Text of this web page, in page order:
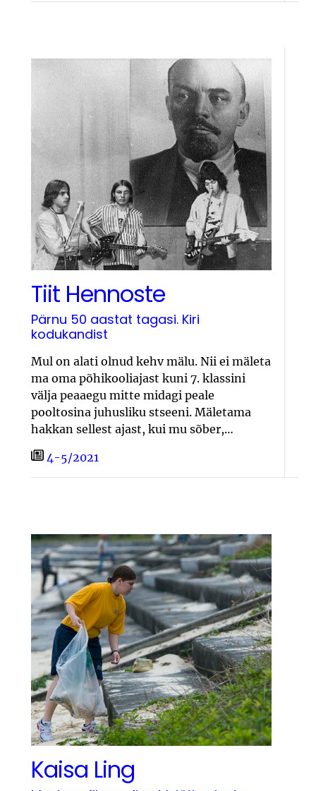
Tiit Hennoste
Pärnu 50 aastat tagasi. Kiri
kodukandist
Mul on alati olnud kehv mälu. Nii ei mäleta
ma oma põhikooliajast kuni 7. klassini
välja peaaegu mitte midagi peale
pooltosina juhusliku stseeni. Mäletama
hakkan sellest ajast, kui mu sõber,…
4-5/2021
Kaisa Ling